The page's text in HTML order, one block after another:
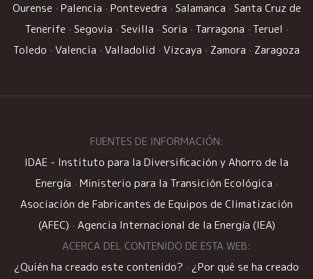
Ourense · Palencia · Pontevedra · Salamanca · Santa Cruz de
Tenerife · Segovia · Sevilla · Soria · Tarragona · Teruel ·
Toledo · Valencia · Valladolid · Vizcaya · Zamora · Zaragoza
FUENTES DE INFORMACIÓN:
IDAE - Instituto para la Diversificación y Ahorro de la
Energía · Ministerio para la Transición Ecológica ·
Asociación de Fabricantes de Equipos de Climatización
(AFEC) · Agencia Internacional de la Energía (IEA)
ACERCA DEL CONTENIDO DE ESTA WEB:
¿Quién ha creado este contenido? · ¿Por qué se ha creado